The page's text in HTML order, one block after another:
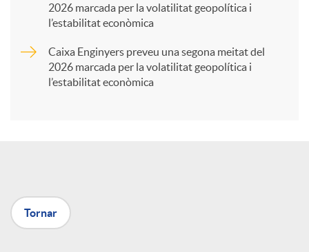
t
X
2026 marcada per la volatilitat geopolítica i
l’estabilitat econòmica
Caixa Enginyers preveu una segona meitat del
2026 marcada per la volatilitat geopolítica i
l’estabilitat econòmica
Tornar